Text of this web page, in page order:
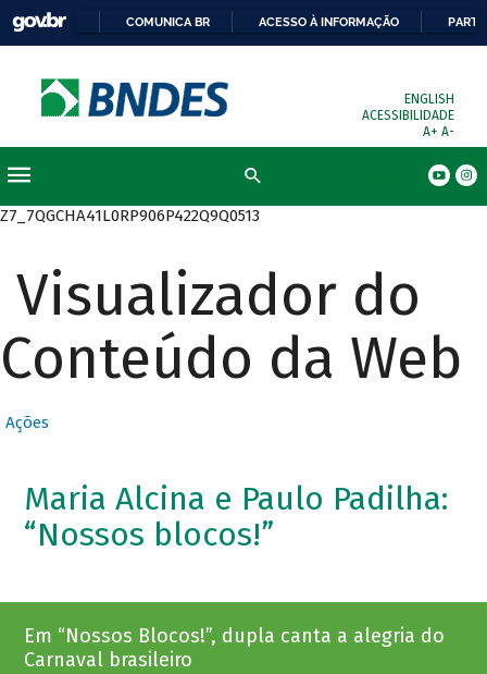
COMUNICA BR ACESSO À INFORMAÇÃO
ENGLISH
ACESSIBILIDADE
A+ A-
Z7_7QGCHA41L0RP906P422Q9Q0513
Visualizador do
Conteúdo da Web
Ações
Maria Alcina e Paulo Padilha:
“Nossos blocos!”
Em “Nossos Blocos!”, dupla canta a alegria do
Carnaval brasileiro